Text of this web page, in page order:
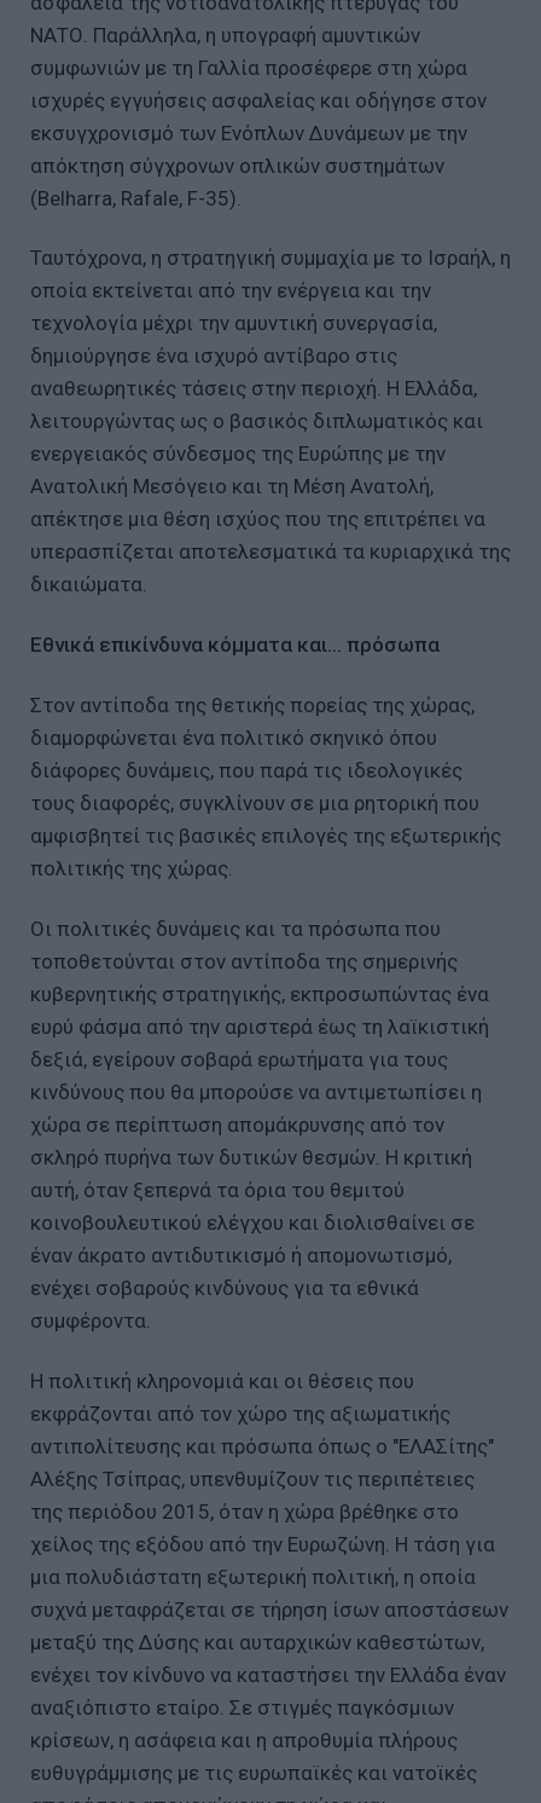
ΝΑΤΟ. Παράλληλα, η υπογραφή αμυντικών
συμφωνιών με τη Γαλλία προσέφερε στη χώρα
ισχυρές εγγυήσεις ασφαλείας και οδήγησε στον
εκσυγχρονισμό των Ενόπλων Δυνάμεων με την
απόκτηση σύγχρονων οπλικών συστημάτων
(Belharra, Rafale, F-35).
Ταυτόχρονα, η στρατηγική συμμαχία με το Ισραήλ, η
οποία εκτείνεται από την ενέργεια και την
τεχνολογία μέχρι την αμυντική συνεργασία,
δημιούργησε ένα ισχυρό αντίβαρο στις
αναθεωρητικές τάσεις στην περιοχή. Η Ελλάδα,
λειτουργώντας ως ο βασικός διπλωματικός και
ενεργειακός σύνδεσμος της Ευρώπης με την
Ανατολική Μεσόγειο και τη Μέση Ανατολή,
απέκτησε μια θέση ισχύος που της επιτρέπει να
υπερασπίζεται αποτελεσματικά τα κυριαρχικά της
δικαιώματα.
Εθνικά επικίνδυνα κόμματα και... πρόσωπα
Στον αντίποδα της θετικής πορείας της χώρας,
διαμορφώνεται ένα πολιτικό σκηνικό όπου
διάφορες δυνάμεις, που παρά τις ιδεολογικές
τους διαφορές, συγκλίνουν σε μια ρητορική που
αμφισβητεί τις βασικές επιλογές της εξωτερικής
πολιτικής της χώρας.
Οι πολιτικές δυνάμεις και τα πρόσωπα που
τοποθετούνται στον αντίποδα της σημερινής
κυβερνητικής στρατηγικής, εκπροσωπώντας ένα
ευρύ φάσμα από την αριστερά έως τη λαϊκιστική
δεξιά, εγείρουν σοβαρά ερωτήματα για τους
κινδύνους που θα μπορούσε να αντιμετωπίσει η
χώρα σε περίπτωση απομάκρυνσης από τον
σκληρό πυρήνα των δυτικών θεσμών. Η κριτική
αυτή, όταν ξεπερνά τα όρια του θεμιτού
κοινοβουλευτικού ελέγχου και διολισθαίνει σε
έναν άκρατο αντιδυτικισμό ή απομονωτισμό,
ενέχει σοβαρούς κινδύνους για τα εθνικά
συμφέροντα.
Η πολιτική κληρονομιά και οι θέσεις που
εκφράζονται από τον χώρο της αξιωματικής
αντιπολίτευσης και πρόσωπα όπως ο "ΕΛΑΣίτης"
Αλέξης Τσίπρας, υπενθυμίζουν τις περιπέτειες
της περιόδου 2015, όταν η χώρα βρέθηκε στο
χείλος της εξόδου από την Ευρωζώνη. Η τάση για
μια πολυδιάστατη εξωτερική πολιτική, η οποία
συχνά μεταφράζεται σε τήρηση ίσων αποστάσεων
μεταξύ της Δύσης και αυταρχικών καθεστώτων,
ενέχει τον κίνδυνο να καταστήσει την Ελλάδα έναν
αναξιόπιστο εταίρο. Σε στιγμές παγκόσμιων
κρίσεων, η ασάφεια και η απροθυμία πλήρους
ευθυγράμμισης με τις ευρωπαϊκές και νατοϊκές